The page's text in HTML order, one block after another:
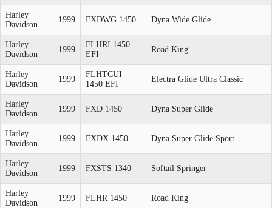
Harley
Davidson
1999 FXDWG 1450 Dyna Wide Glide
Harley
Davidson
1999
FLHRI 1450
EFI
Road King
Harley
Davidson
1999
FLHTCUI
1450 EFI
Electra Glide Ultra Classic
Harley
Davidson
1999 FXD 1450 Dyna Super Glide
Harley
Davidson
1999 FXDX 1450 Dyna Super Glide Sport
Harley
Davidson
1999 FXSTS 1340 Softail Springer
Harley
Davidson
1999 FLHR 1450 Road King